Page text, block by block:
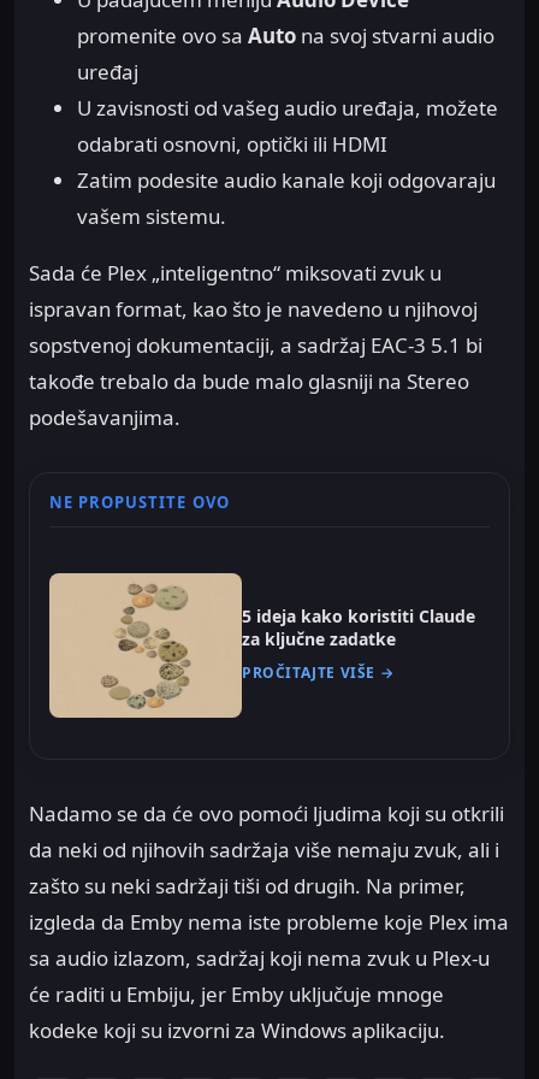
promenite ovo sa Auto na svoj stvarni audio
uređaj
U zavisnosti od vašeg audio uređaja, možete
odabrati osnovni, optički ili HDMI
Zatim podesite audio kanale koji odgovaraju
vašem sistemu.
Sada će Plex „inteligentno“ miksovati zvuk u
ispravan format, kao što je navedeno u njihovoj
sopstvenoj dokumentaciji, a sadržaj EAC-3 5.1 bi
takođe trebalo da bude malo glasniji na Stereo
podešavanjima.
NE PROPUSTITE OVO
5 ideja kako koristiti Claude
za ključne zadatke
PROČITAJTE VIŠE →
Nadamo se da će ovo pomoći ljudima koji su otkrili
da neki od njihovih sadržaja više nemaju zvuk, ali i
zašto su neki sadržaji tiši od drugih. Na primer,
izgleda da Emby nema iste probleme koje Plex ima
sa audio izlazom, sadržaj koji nema zvuk u Plex-u
će raditi u Embiju, jer Emby uključuje mnoge
kodeke koji su izvorni za Windows aplikaciju.